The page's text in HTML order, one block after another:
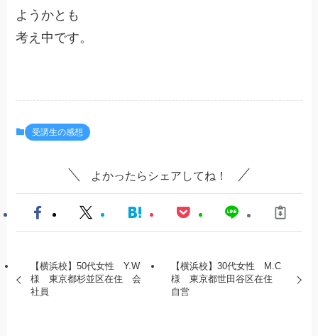
ようかとも
考え中です。
受講生の感想
よかったらシェアしてね！
【横浜校】50代女性 Y.W
様 東京都杉並区在住 会
社員
【横浜校】30代女性 M.C
様 東京都世田谷区在住
自営